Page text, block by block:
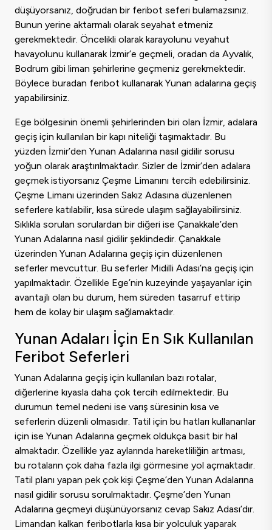
düşüyorsanız, doğrudan bir feribot seferi bulamazsınız.
Bunun yerine aktarmalı olarak seyahat etmeniz
gerekmektedir. Öncelikli olarak karayolunu veyahut
havayolunu kullanarak İzmir’e geçmeli, oradan da Ayvalık,
Bodrum gibi liman şehirlerine geçmeniz gerekmektedir.
Böylece buradan feribot kullanarak Yunan adalarına geçiş
yapabilirsiniz.
Ege bölgesinin önemli şehirlerinden biri olan İzmir, adalara
geçiş için kullanılan bir kapı niteliği taşımaktadır. Bu
yüzden İzmir’den Yunan Adalarına nasıl gidilir sorusu
yoğun olarak araştırılmaktadır. Sizler de İzmir’den adalara
geçmek istiyorsanız Çeşme Limanını tercih edebilirsiniz.
Çeşme Limanı üzerinden Sakız Adasına düzenlenen
seferlere katılabilir, kısa sürede ulaşım sağlayabilirsiniz.
Sıklıkla sorulan sorulardan bir diğeri ise Çanakkale’den
Yunan Adalarına nasıl gidilir şeklindedir. Çanakkale
üzerinden Yunan Adalarına geçiş için düzenlenen
seferler mevcuttur. Bu seferler Midilli Adası’na geçiş için
yapılmaktadır. Özellikle Ege’nin kuzeyinde yaşayanlar için
avantajlı olan bu durum, hem süreden tasarruf ettirip
hem de kolay bir ulaşım sağlamaktadır.
Yunan Adaları İçin En Sık Kullanılan
Feribot Seferleri
Yunan Adalarına geçiş için kullanılan bazı rotalar,
diğerlerine kıyasla daha çok tercih edilmektedir. Bu
durumun temel nedeni ise varış süresinin kısa ve
seferlerin düzenli olmasıdır. Tatil için bu hatları kullananlar
için ise Yunan Adalarına geçmek oldukça basit bir hal
almaktadır. Özellikle yaz aylarında hareketliliğin artması,
bu rotaların çok daha fazla ilgi görmesine yol açmaktadır.
Tatil planı yapan pek çok kişi Çeşme’den Yunan Adalarına
nasıl gidilir sorusu sorulmaktadır. Çeşme’den Yunan
Adalarına geçmeyi düşünüyorsanız cevap Sakız Adası’dır.
Limandan kalkan feribotlarla kısa bir yolculuk yaparak